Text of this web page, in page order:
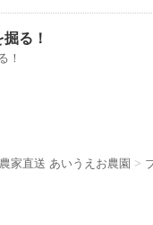
る！
！
家直送 あいうえお農園 >